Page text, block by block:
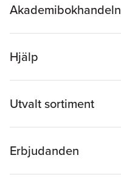
Akademibokhandeln
Hjälp
Utvalt sortiment
Erbjudanden